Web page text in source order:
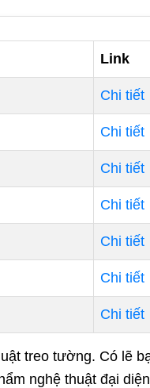
Link
Chi tiết
Chi tiết
Chi tiết
Chi tiết
Chi tiết
Chi tiết
Chi tiết
treo tường. Có lẽ
nghệ thuật đại